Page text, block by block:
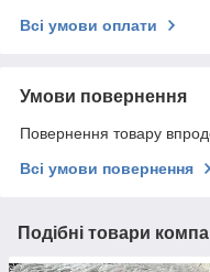
Всі умови оплати
Умови повернення
Повернення товару
Всі умови повернення
Подібні товари